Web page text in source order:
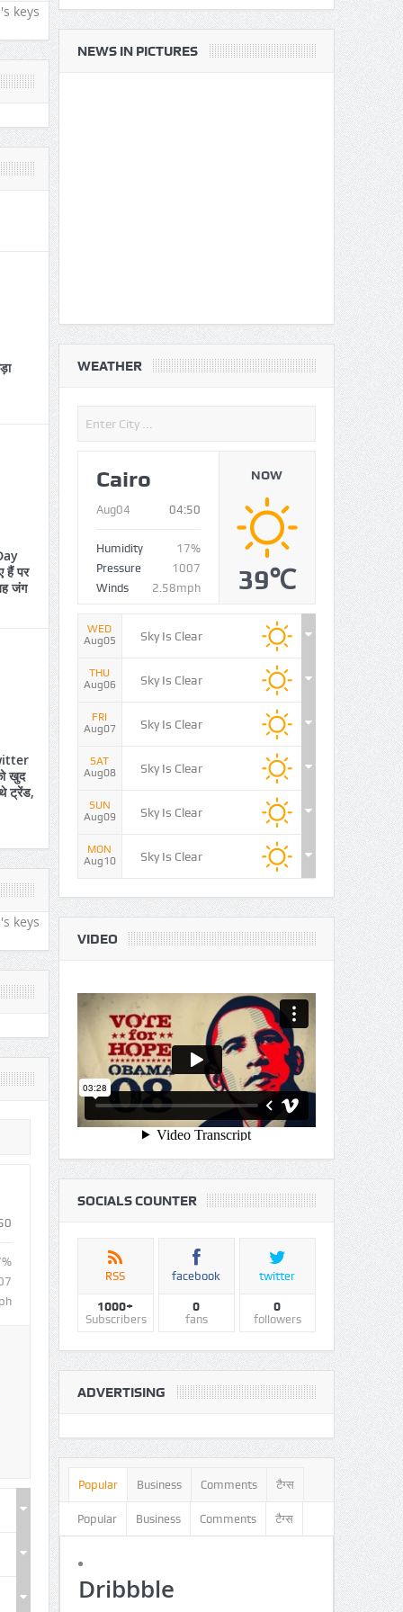
keys
हैं पर
जंग
खुद
थे ट्रेंड,
keys
NEWS IN PICTURES
WEATHER
Cairo
Aug04 04:50
Humidity
17%
Pressure
1007
Winds
2.58mph
NOW
39℃
WED
Aug05
Sky Is Clear
THU
Aug06
Sky Is Clear
FRI
Aug07
Sky Is Clear
SAT
Aug08
Sky Is Clear
SUN
Aug09
Sky Is Clear
MON
Aug10
Sky Is Clear
VIDEO
SOCIALS COUNTER
RSS
1000+
Subscribers
facebook
0
fans
twitter
0
followers
ADVERTISING
Popular Business Comments टैग्स
Popular Business Comments टैग्स
Dribbble